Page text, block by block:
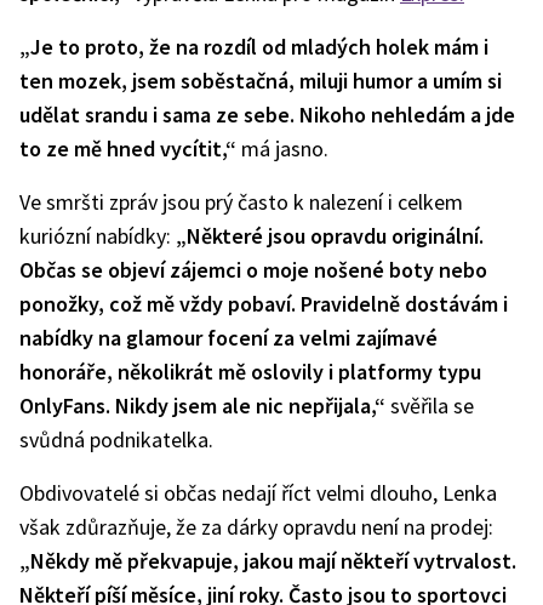
„Je to proto, že na rozdíl od mladých holek mám i
ten mozek, jsem soběstačná, miluji humor a umím si
udělat srandu i sama ze sebe. Nikoho nehledám a jde
to ze mě hned vycítit,“ má jasno.
Ve smršti zpráv jsou prý často k nalezení i celkem
kuriózní nabídky: „Některé jsou opravdu originální.
Občas se objeví zájemci o moje nošené boty nebo
ponožky, což mě vždy pobaví. Pravidelně dostávám i
nabídky na glamour focení za velmi zajímavé
honoráře, několikrát mě oslovily i platformy typu
OnlyFans. Nikdy jsem ale nic nepřijala,“ svěřila se
svůdná podnikatelka.
Obdivovatelé si občas nedají říct velmi dlouho, Lenka
však zdůrazňuje, že za dárky opravdu není na prodej:
„Někdy mě překvapuje, jakou mají někteří vytrvalost.
Někteří píší měsíce, jiní roky. Často jsou to sportovci